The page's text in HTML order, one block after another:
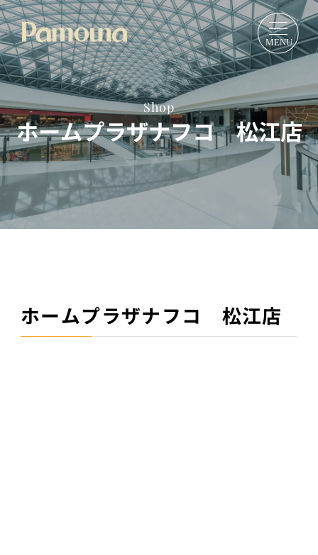
Shop
ホームプラザナフコ 松江店
ホームプラザナフコ 松江店